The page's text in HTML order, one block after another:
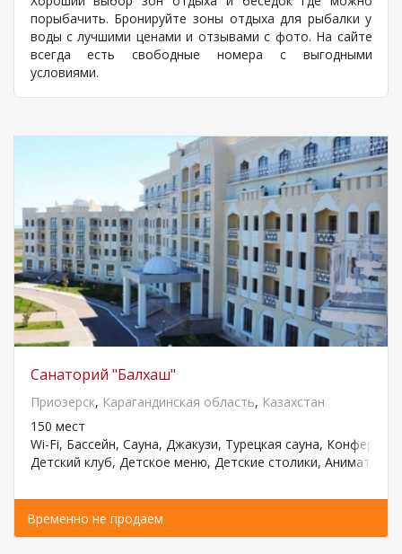
порыбачить. Бронируйте зоны отдыха для рыбалки у
воды с лучшими ценами и отзывами с фото. На сайте
всегда есть свободные номера с выгодными
условиями.
Санаторий "Балхаш"
Приозерск, Карагандинская область, Казахстан
150 мест
Wi-Fi, Бассейн, Сауна, Джакузи, Турецкая сауна,
Детский клуб, Детское меню, Детские столики,
Временно не продаем